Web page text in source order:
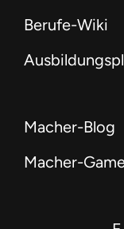
Berufe-Wiki
Macher-Blog
Macher-